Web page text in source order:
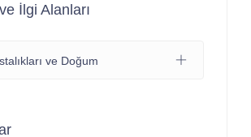
İlgi Alanları
ve Doğum